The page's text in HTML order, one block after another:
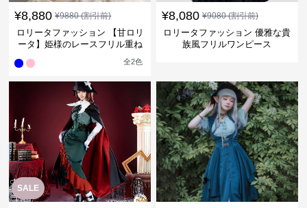
¥8,880 ¥9880(割引前)
ロリータファッション 【甘ロリ
ータ】姫様のレースフリル重ね
全2色
¥8,080 ¥9080(割引前)
ロリータファッション 優雅な貴
族風フリルワンピース
SALE